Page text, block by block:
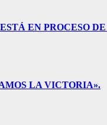
EN PROCESO
LA VICTORIA».